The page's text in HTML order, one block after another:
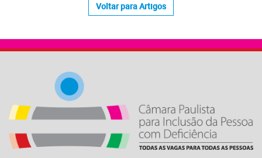
Voltar para Artigos